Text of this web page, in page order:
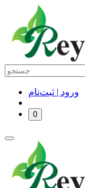
ورود | ثبت‌نام
0